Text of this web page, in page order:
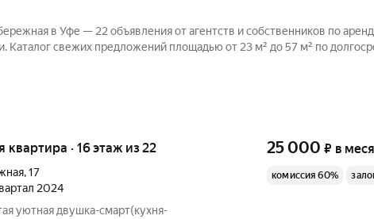
в Уфе — 22 объявления от агентств и собственников по
свежих предложений площадью от 23 м² до 57 м² по
квартира · 16 этаж из 22
,17
2024
уютная двушка-смарт(кухня-
25 000 ₽ в
комиссия 60%